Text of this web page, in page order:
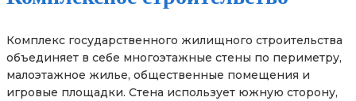
Комплекс государственного жилищного строительства
объединяет в себе многоэтажные стены по периметру,
малоэтажное жилье, общественные помещения и
игровые площадки. Стена использует южную сторону,